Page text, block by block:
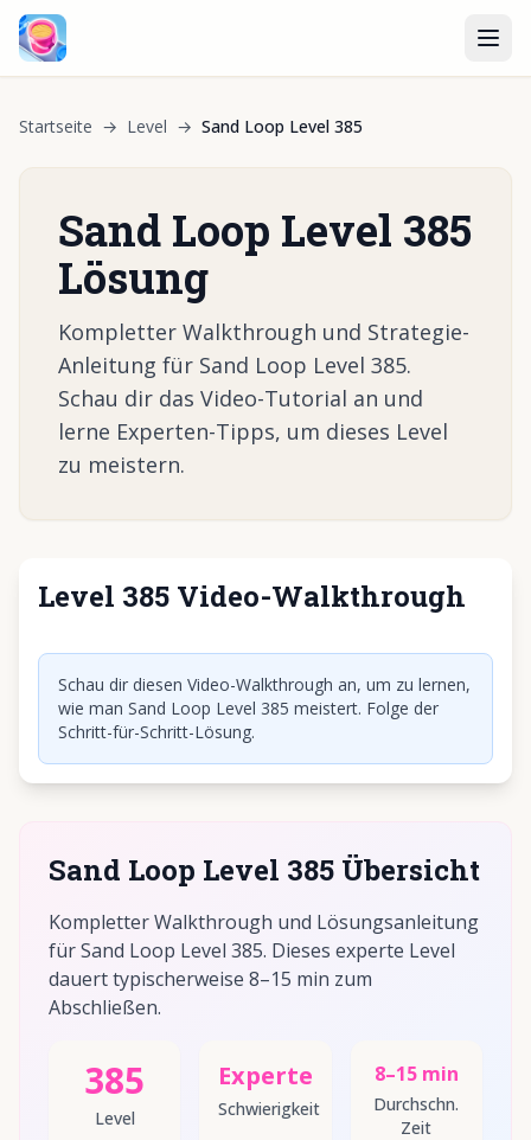
Startseite → Level → Sand Loop Level 385
Sand Loop Level 385
Lösung
Kompletter Walkthrough und Strategie-
Anleitung für Sand Loop Level 385.
Schau dir das Video-Tutorial an und
lerne Experten-Tipps, um dieses Level
zu meistern.
Level 385 Video-Walkthrough
Klicken, um Video abzuspielen
Schau dir diesen Video-Walkthrough an, um zu lernen,
wie man Sand Loop Level 385 meistert. Folge der
Schritt-für-Schritt-Lösung.
Sand Loop Level 385 Übersicht
Kompletter Walkthrough und Lösungsanleitung
für Sand Loop Level 385. Dieses experte Level
dauert typischerweise 8–15 min zum
Abschließen.
385
Level
Experte
Schwierigkeit
8–15 min
Durchschn.
Zeit